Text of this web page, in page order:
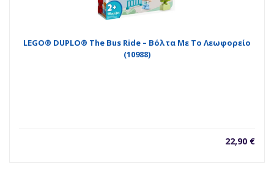
LEGO® DUPLO® The Bus Ride – Βόλτα Με Το Λεωφορείο
(10988)
22,90 €